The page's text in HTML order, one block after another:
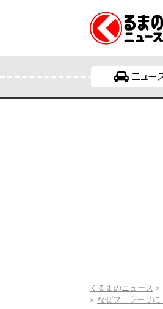
ニュー
くるまのニュース
なぜフェラーリ